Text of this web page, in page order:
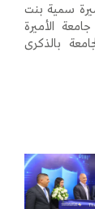
سمية بنت
الأميرة
بالذكرى